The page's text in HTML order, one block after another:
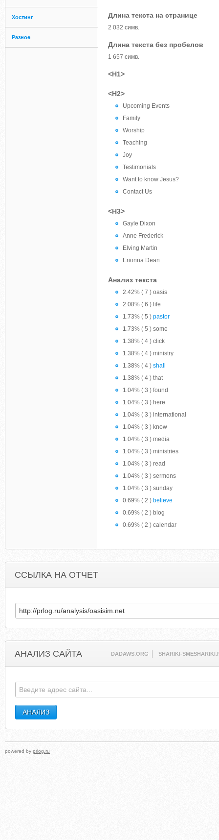
Хостинг
Разное
Длина текста на странице
2 032 симв.
Длина текста без пробелов
1 657 симв.
<H1>
<H2>
Upcoming Events
Family
Worship
Teaching
Joy
Testimonials
Want to know Jesus?
Contact Us
<H3>
Gayle Dixon
Anne Frederick
Elving Martin
Erionna Dean
Анализ текста
2.42% ( 7 ) oasis
2.08% ( 6 ) life
1.73% ( 5 ) pastor
1.73% ( 5 ) some
1.38% ( 4 ) click
1.38% ( 4 ) ministry
1.38% ( 4 ) shall
1.38% ( 4 ) that
1.04% ( 3 ) found
1.04% ( 3 ) here
1.04% ( 3 ) international
1.04% ( 3 ) know
1.04% ( 3 ) media
1.04% ( 3 ) ministries
1.04% ( 3 ) read
1.04% ( 3 ) sermons
1.04% ( 3 ) sunday
0.69% ( 2 ) believe
0.69% ( 2 ) blog
0.69% ( 2 ) calendar
ССЫЛКА НА ОТЧЕТ
АНАЛИЗ САЙТА DADAWS.ORG SHARIKI-
powered by prlog.ru